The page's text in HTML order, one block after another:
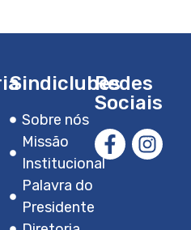
Sindiclubes
Sobre nós
Missão
Institucional
Palavra do
Presidente
Redes
Sociais